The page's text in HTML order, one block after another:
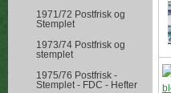
1971/72 Postfrisk og
Stemplet
1973/74 Postfrisk og
stemplet
1975/76 Postfrisk -
Stemplet - FDC - Hefter